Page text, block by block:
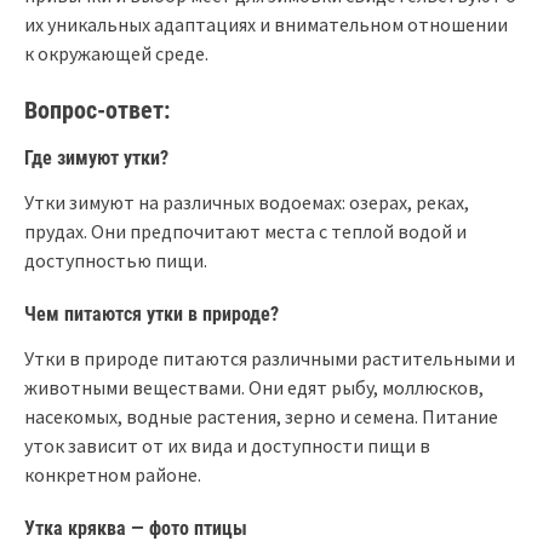
их уникальных адаптациях и внимательном отношении
к окружающей среде.
Вопрос-ответ:
Где зимуют утки?
Утки зимуют на различных водоемах: озерах, реках,
прудах. Они предпочитают места с теплой водой и
доступностью пищи.
Чем питаются утки в природе?
Утки в природе питаются различными растительными и
животными веществами. Они едят рыбу, моллюсков,
насекомых, водные растения, зерно и семена. Питание
уток зависит от их вида и доступности пищи в
конкретном районе.
Утка кряква — фото птицы